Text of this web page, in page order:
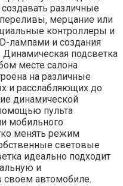
различные
мерцание или
контроллеры и
лампами и создания
подсветка
месте салона
на различные
и расслабляющих до
динамической
пульта
мобильного
менять режим
световые
идеально подходит
и
автомобиле.